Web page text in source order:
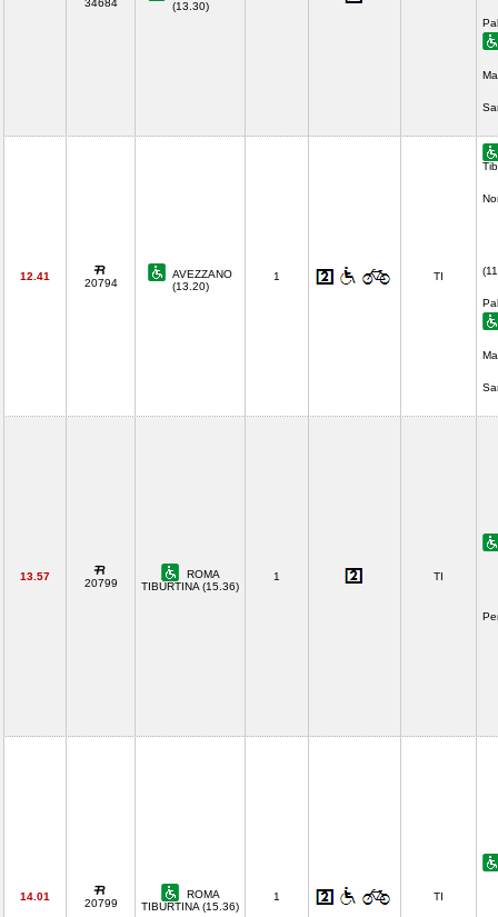
34684 (13.30)
12.41
20794
AVEZZANO
(13.20)
1 TI
13.57
20799
ROMA
TIBURTINA (15.36)
1 TI
14.01
20799
ROMA
TIBURTINA (15.36)
1 TI